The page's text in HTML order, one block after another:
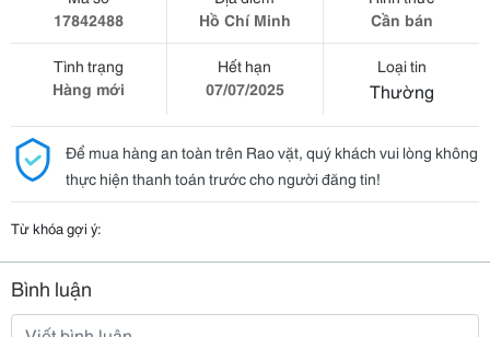
17842488
Hồ Chí Minh
Cần bán
Tình trạng
Hàng mới
Hết hạn
07/07/2025
Loại tin
Thường
Để mua hàng an toàn trên Rao vặt, quý khách vui lòng không
thực hiện thanh toán trước cho người đăng tin!
Từ khóa gợi ý:
Bình luận